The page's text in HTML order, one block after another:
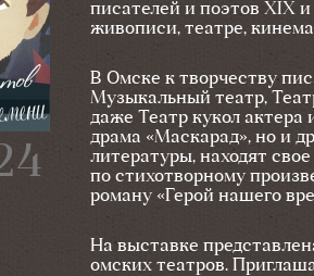
писателей и поэтов XIX
живописи, театре,
В Омске к творчеству
Музыкальный театр,
даже Театр кукол актера
драма «Маскарад», но и
литературы, находят
по стихотворному
роману «Герой нашего
На выставке
омских театров.